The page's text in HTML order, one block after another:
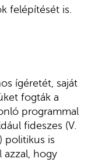
felépítését is.
ígéretét, saját
fogták a
programmal
fideszes (V.
politikus is
azzal, hogy